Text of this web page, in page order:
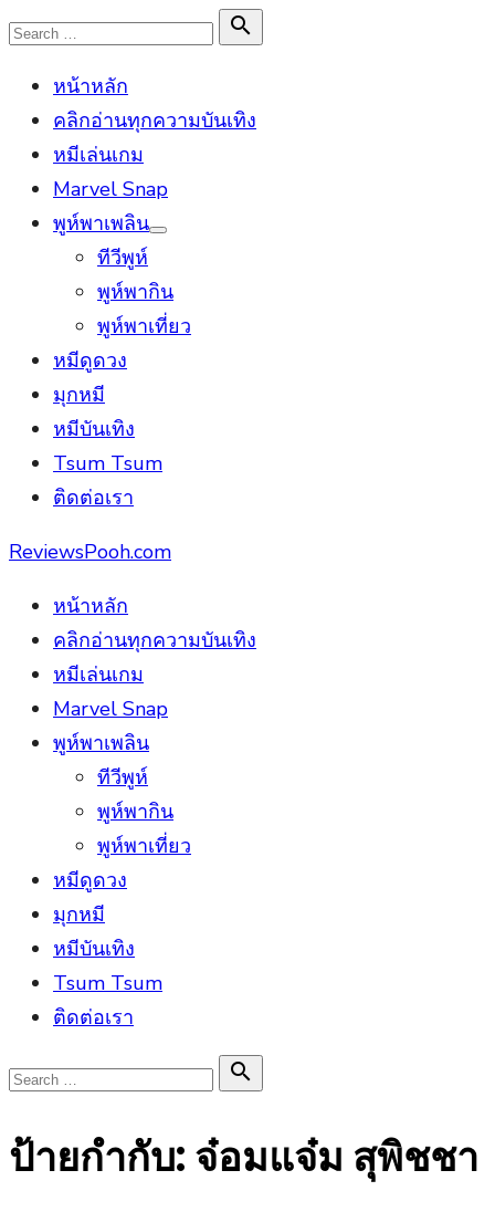
Skip
content
Search

Search
หน้าหลัก
คลิกอ่านทุกความบันเทิง
หมีเล่นเกม
Marvel Snap
พูห์พาเพลิน
Show
ทีวีพูห์
พูห์พากิน
พูห์พาเที่ยว
หมีดูดวง
มุกหมี
หมีบันเทิง
Tsum Tsum
ติดต่อเรา
ReviewsPooh.com
หน้าหลัก
คลิกอ่านทุกความบันเทิง
หมีเล่นเกม
Marvel Snap
พูห์พาเพลิน
ทีวีพูห์
พูห์พากิน
พูห์พาเที่ยว
หมีดูดวง
มุกหมี
หมีบันเทิง
Tsum Tsum
ติดต่อเรา
Search

Search
ป้ายกำกับ:จ๋อมแจ๋ม สุพิชชา